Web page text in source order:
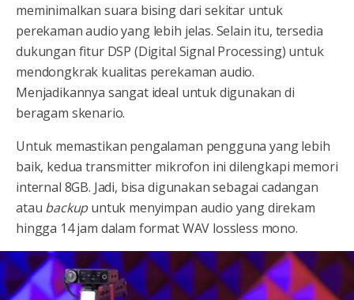
meminimalkan suara bising dari sekitar untuk
perekaman audio yang lebih jelas. Selain itu, tersedia
dukungan fitur DSP (Digital Signal Processing) untuk
mendongkrak kualitas perekaman audio.
Menjadikannya sangat ideal untuk digunakan di
beragam skenario.
Untuk memastikan pengalaman pengguna yang lebih
baik, kedua transmitter mikrofon ini dilengkapi memori
internal 8GB. Jadi, bisa digunakan sebagai cadangan
atau backupuntuk menyimpan audio yang direkam
hingga 14 jam dalam format WAV lossless mono.